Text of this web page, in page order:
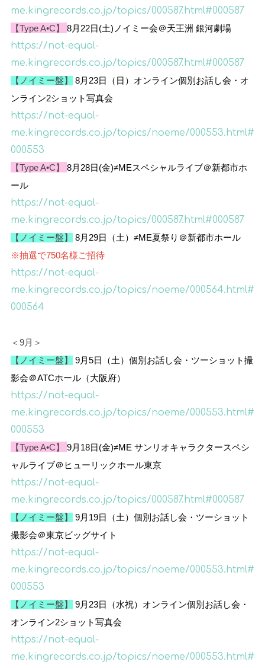
me.kingrecords.co.jp/topics/000587.html#000587
【Type A•C】 8月22日(土)ノイミー会＠天王洲 銀河劇場
https://not-equal-
me.kingrecords.co.jp/topics/000587.html#000587
【ノイミー盤】 8月 23日（日） オンライン個別お話し会・オ
ンライン2ショット写真会
https://not-equal-
me.kingrecords.co.jp/topics/noeme/000553.html#
000553
【Type A•C】 8月28日(金)≠MEスペシャルライブ＠新都市ホ
ール
https://not-equal-
me.kingrecords.co.jp/topics/000587.html#000587
【ノイミー盤】 8月 29日（土） ≠ME夏祭り ＠新都市ホール
※抽選で750名様ご招待
https://not-equal-
me.kingrecords.co.jp/topics/noeme/000564.html#
000564
＜9月＞
【ノイミー盤】
9月 5日（土） 個別お話し会・ツーショット撮
影会＠ATCホール（大阪府）
https://not-equal-
me.kingrecords.co.jp/topics/noeme/000553.html#
000553
【Type A•C】 9月18日(金)≠ME サンリオキャラクタースペシ
ャルライブ＠ヒューリックホール東京
https://not-equal-
me.kingrecords.co.jp/topics/000587.html#000587
【ノイミー盤】 9月 19日（土）個別お話し会・ツーショット
撮影会＠東京ビッグサイト
https://not-equal-
me.kingrecords.co.jp/topics/noeme/000553.html#
000553
【ノイミー盤】 9月 23日（水祝） オンライン個別お話し会・
オンライン2ショット写真会
https://not-equal-
me.kingrecords.co.jp/topics/noeme/000553.html#